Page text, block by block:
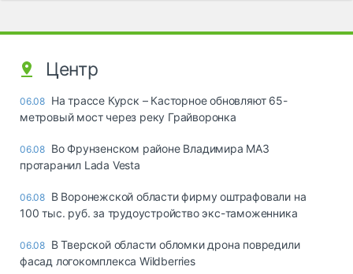
Центр
06.08 На трассе Курск – Касторное обновляют 65-
метровый мост через реку Грайворонка
06.08 Во Фрунзенском районе Владимира МАЗ
протаранил Lada Vesta
06.08 В Воронежской области фирму оштрафовали на
100 тыс. руб. за трудоустройство экс-таможенника
06.08 В Тверской области обломки дрона повредили
фасад логокомплекса Wildberries